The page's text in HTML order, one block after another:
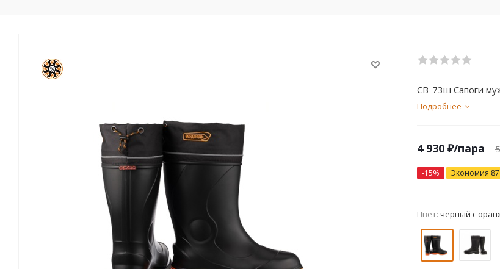
СВ-73ш Сапоги
Подробнее
4 930 ₽/пара
-15% Экономия
Цвет: черный с